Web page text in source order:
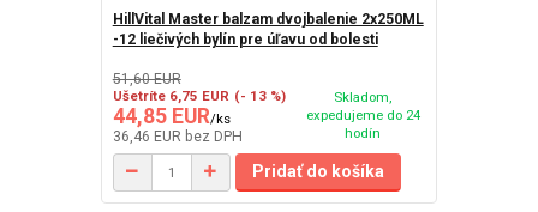
HillVital Master balzam dvojbalenie 2x250ML
-12 liečivých bylín pre úľavu od bolesti
51,60 EUR
Ušetríte 6,75 EUR (- 13 %)
44,85 EUR/ks
36,46 EUR bez DPH
Skladom,
expedujeme do 24
hodín
Pridať do košíka